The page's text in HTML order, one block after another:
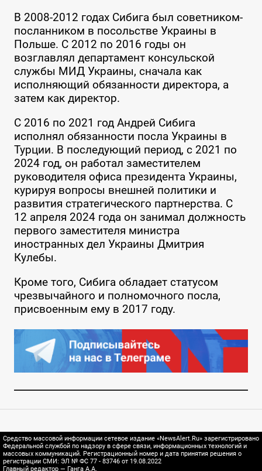
В 2008-2012 годах Сибига был советником-
посланником в посольстве Украины в
Польше. С 2012 по 2016 годы он
возглавлял департамент консульской
службы МИД Украины, сначала как
исполняющий обязанности директора, а
затем как директор.
С 2016 по 2021 год Андрей Сибига
исполнял обязанности посла Украины в
Турции. В последующий период, с 2021 по
2024 год, он работал заместителем
руководителя офиса президента Украины,
курируя вопросы внешней политики и
развития стратегического партнерства. С
12 апреля 2024 года он занимал должность
первого заместителя министра
иностранных дел Украины Дмитрия
Кулебы.
Кроме того, Сибига обладает статусом
чрезвычайного и полномочного посла,
присвоенным ему в 2017 году.
Средство массовой информации сетевое издание «NewsAlert.Ru» зарегистрировано
Федеральной службой по надзору в сфере связи, информационных технологий и
массовых коммуникаций. Регистрационный номер и дата принятия решения о
регистрации СМИ: ЭЛ № ФС 77 - 83746 от 19.08.2022
Главный редактор — Ганга А.А.